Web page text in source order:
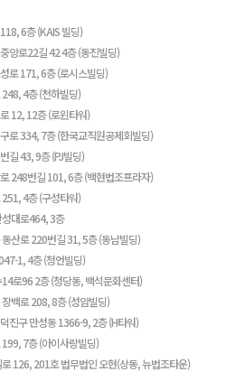
6층 (KAIS 빌딩)
앙로22길 42 4층 (동진빌딩)
로 171, 6층 (로시스빌딩)
4층 (천하빌딩)
12, 12층 (로윈타워)
로 334, 7층 (한국교직원공제회빌딩)
길 43, 9층 (PJ빌딩)
248번길 101, 6층 (백현법조프라자)
4층 (구성타워)
대로464, 3층
산로 220번길 31, 5층 (동남빌딩)
1, 4층 (청언빌딩)
로96 2층 (청당동, 백석문화센터)
백로 208, 8층 (성암빌딩)
진구 만성동 1366-9, 2층 (H타워)
7층 (아이사랑빌딩)
126, 201호 법무법인 오현(상동, 뉴법조타운)